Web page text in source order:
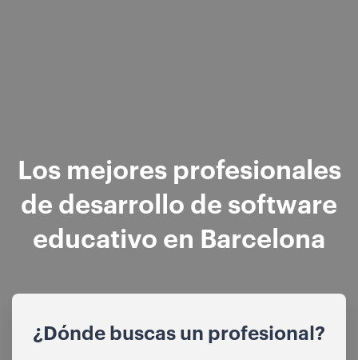
Los mejores profesionales
de desarrollo de software
educativo en Barcelona
¿Dónde buscas un profesional?